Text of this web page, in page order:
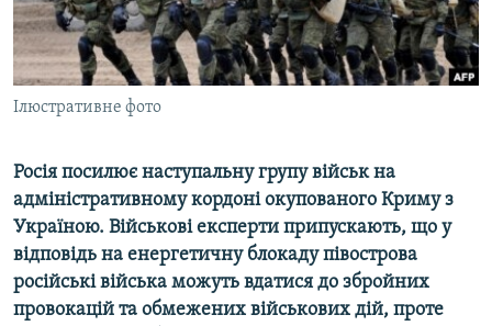
СВІДЧЕННЯ ОКУПАЦІЇ
УКРАЇНСЬКА ПРОБЛЕМА КРИМУ
ІНФОГРАФІКА
Русский
Qırımtatar
ДОЛУЧАЙСЯ!
Усі сайти RFE/RL
Ілюстративне фото
Росія посилює наступальну групу військ на
адміністративному кордоні окупованого Криму з
Україною. Військові експерти припускають, що у
відповідь на енергетичну блокаду півострова
російські війська можуть вдатися до збройних
провокацій та обмежених військових дій, проте